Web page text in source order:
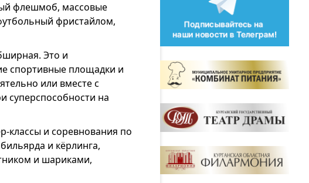
флешмоб, массовые
фристайлом,
Это и
спортивные площадки и
или вместе с
суперспособности на
классы и соревнования по
и кёрлинга,
и шариками,